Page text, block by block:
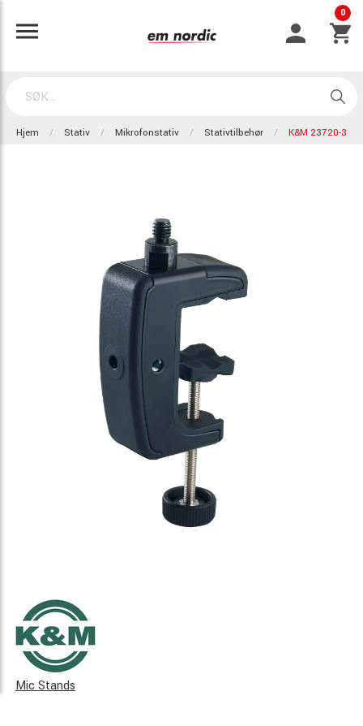
0
Hjem Stativ Mikrofonstativ Stativtilbehør K&M 23720-3
Mic Stands